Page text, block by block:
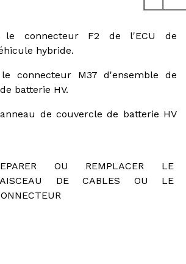
le connecteur F2 de l'ECU de
hybride.
connecteur M37 d'ensemble de
batterie HV.
de couvercle de batterie HV
OU REMPLACER LE
DE CABLES OU LE